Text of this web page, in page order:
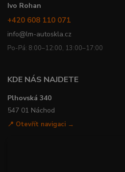
Ivo Rohan
+420 608 110 071
info@lm-autoskla.cz
Po-Pá: 8:00–12:00, 13:00–17:00
KDE NÁS NAJDETE
Plhovská 340
547 01 Náchod
📍 Otevřít navigaci →